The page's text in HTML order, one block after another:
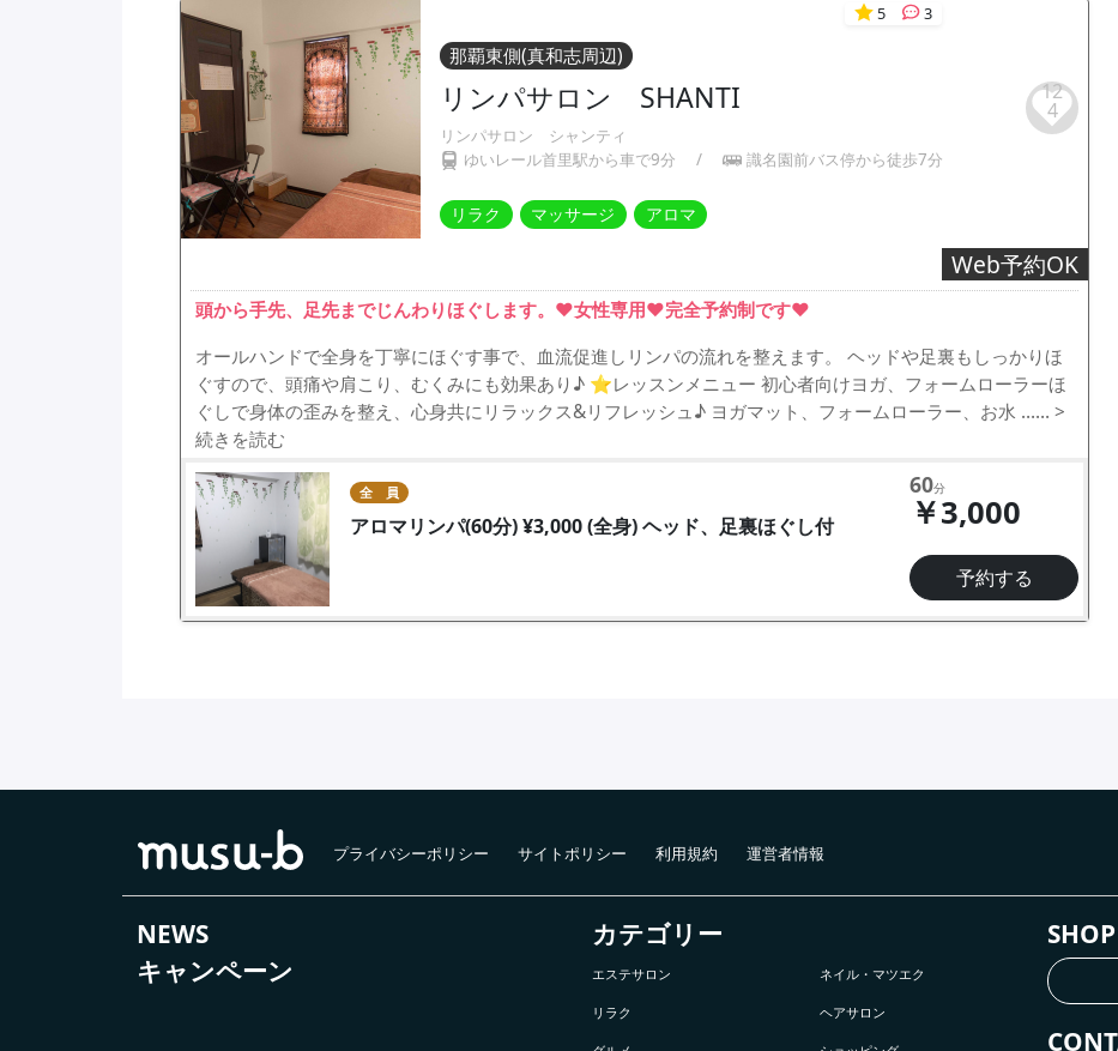
Web予約OK
リラク マッサージ アロマ
那覇東側(真和志周辺)
5 3
リンパサロン SHANTI
リンパサロン シャンティ
ゆいレール首里駅から車で9分
/ 識名園前バス停から徒歩7分
12
4
頭から手先、足先までじんわりほぐします。❤️女性専用❤️完全予約制です❤️
オールハンドで全身を丁寧にほぐす事で、血流促進しリンパの流れを整えます。 ヘッドや足裏もしっかりほ
ぐすので、頭痛や肩こり、むくみにも効果あり♪ ⭐︎レッスンメニュー 初心者向けヨガ、フォームローラーほ
ぐしで身体の歪みを整え、心身共にリラックス&リフレッシュ♪ ヨガマット、フォームローラー、お水 …… >
続きを読む
全 員
アロマリンパ(60分) ¥3,000 (全身) ヘッド、足裏ほぐし付
60分
￥3,000
予約する
プライバシーポリシー サイトポリシー 利用規約 運営者情報
NEWS
キャンペーン
カテゴリー
エステサロン ネイル・マツエク
リラク ヘアサロン